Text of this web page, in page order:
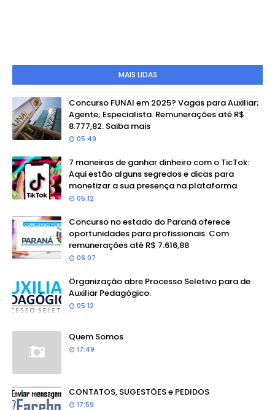
MAIS LIDAS
Concurso FUNAI em 2025? Vagas para Auxiliar;
Agente; Especialista. Remunerações até R$
8.777,82. Saiba mais
05:49
7 maneiras de ganhar dinheiro com o TicTok:
Aqui estão alguns segredos e dicas para
monetizar a sua presença na plataforma.
05:12
Concurso no estado do Paraná oferece
oportunidades para profissionais. Com
remunerações até R$ 7.616,88
06:07
Organização abre Processo Seletivo para de
Auxiliar Pedagógico.
05:12
Quem Somos
17:49
CONTATOS, SUGESTÕES e PEDIDOS
17:59